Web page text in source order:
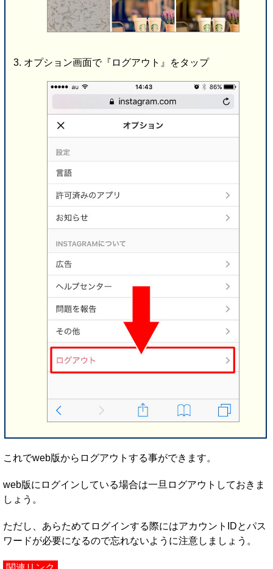
オプション画面で『ログアウト』をタップ
これでweb版からログアウトする事ができます。
web版にログインしている場合は一旦ログアウトしておきま
しょう。
ただし、あらためてログインする際にはアカウントIDとパス
ワードが必要になるので忘れないように注意しましょう。